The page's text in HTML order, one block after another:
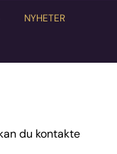
NYHETER
du kontakte